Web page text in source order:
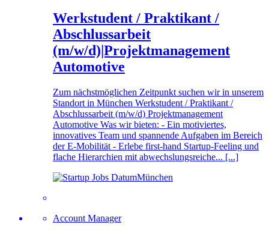
Werkstudent / Praktikant /
Abschlussarbeit
(m/w/d)|Projektmanagement
Automotive
Zum nächstmöglichen Zeitpunkt suchen wir in unserem
Standort in München Werkstudent / Praktikant /
Abschlussarbeit (m/w/d) Projektmanagement
Automotive Was wir bieten: - Ein motiviertes,
innovatives Team und spannende Aufgaben im Bereich
der E-Mobilität - Erlebe first-hand Startup-Feeling und
flache Hierarchien mit abwechslungsreiche... [...]
München
Account Manager